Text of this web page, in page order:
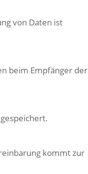
von Daten ist
beim Empfänger der
kommt zur